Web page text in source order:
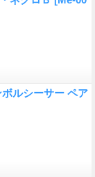
ルシーサー ペア